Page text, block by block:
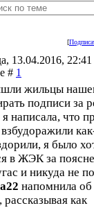
[
13.04.2016, 22:41
# 1
жильцы
подписи за
написала, что
я было
в ЖЭК за
и никуда не
напомнила об
как